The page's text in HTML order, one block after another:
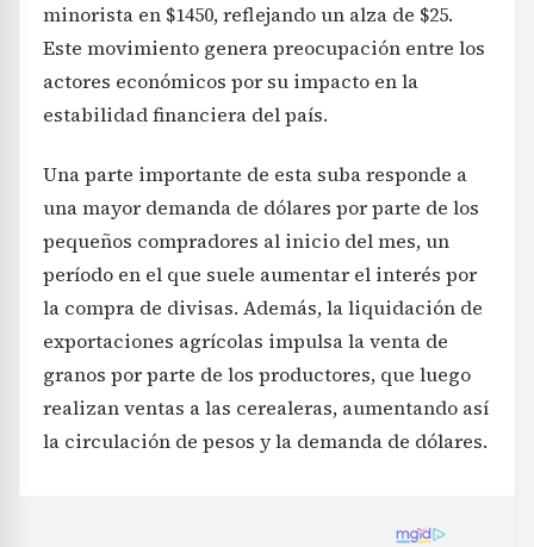
minorista en $1450, reflejando un alza de $25.
Este movimiento genera preocupación entre los
actores económicos por su impacto en la
estabilidad financiera del país.
Una parte importante de esta suba responde a
una mayor demanda de dólares por parte de los
pequeños compradores al inicio del mes, un
período en el que suele aumentar el interés por
la compra de divisas. Además, la liquidación de
exportaciones agrícolas impulsa la venta de
granos por parte de los productores, que luego
realizan ventas a las cerealeras, aumentando así
la circulación de pesos y la demanda de dólares.